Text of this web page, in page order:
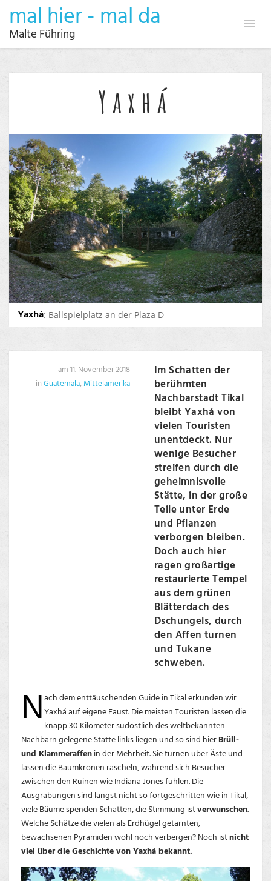
mal hier - mal da
Malte Führing
Yaxhá
Yaxhá: Ballspielplatz an der Plaza D
am 11. November 2018
inGuatemala, Mittelamerika
Im Schatten der
berühmten
Nachbarstadt Tikal
bleibt Yaxhá von
vielen Touristen
unentdeckt. Nur
wenige Besucher
streifen durch die
geheimnisvolle
Stätte, in der große
Teile unter Erde
und Pflanzen
verborgen bleiben.
Doch auch hier
ragen großartige
restaurierte Tempel
aus dem grünen
Blätterdach des
Dschungels, durch
den Affen turnen
und Tukane
schweben.
Nach dem enttäuschenden Guide in Tikal erkunden wir
Yaxhá auf eigene Faust. Die meisten Touristen lassen die
knapp 30 Kilometer südöstlich des weltbekannten
Nachbarn gelegene Stätte links liegen und so sind hierBrüll-
und Klammeraffenin der Mehrheit. Sie turnen über Äste und
lassen die Baumkronen rascheln, während sich Besucher
zwischen den Ruinen wie Indiana Jones fühlen. Die
Ausgrabungen sind längst nicht so fortgeschritten wie in Tikal,
viele Bäume spenden Schatten, die Stimmung istverwunschen.
Welche Schätze die vielen als Erdhügel getarnten,
bewachsenen Pyramiden wohl noch verbergen? Noch istnicht
viel über die Geschichte von Yaxhá bekannt.